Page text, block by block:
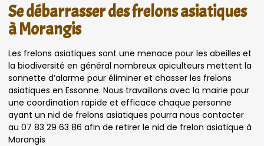
Se débarrasser des frelons asiatiques
à Morangis
Les frelons asiatiques sont une menace pour les abeilles et
la biodiversité en général nombreux apiculteurs mettent la
sonnette d’alarme pour éliminer et chasser les frelons
asiatiques en Essonne. Nous travaillons avec la mairie pour
une coordination rapide et efficace chaque personne
ayant un nid de frelons asiatiques pourra nous contacter
au 07 83 29 63 86 afin de retirer le nid de frelon asiatique à
Morangis